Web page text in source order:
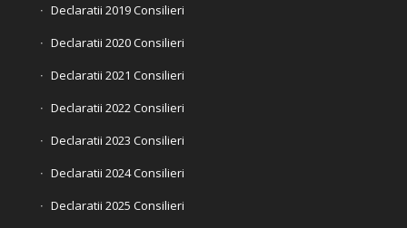
Declaratii 2019 Consilieri
Declaratii 2020 Consilieri
Declaratii 2021 Consilieri
Declaratii 2022 Consilieri
Declaratii 2023 Consilieri
Declaratii 2024 Consilieri
Declaratii 2025 Consilieri